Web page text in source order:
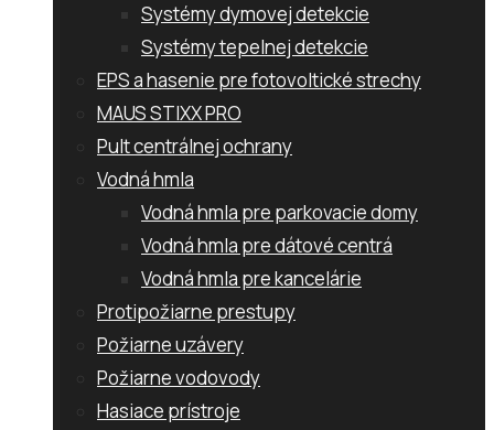
Systémy dymovej detekcie
Systémy tepelnej detekcie
EPS a hasenie pre fotovoltické strechy
MAUS STIXX PRO
Pult centrálnej ochrany
Vodná hmla
Vodná hmla pre parkovacie domy
Vodná hmla pre dátové centrá
Vodná hmla pre kancelárie
Protipožiarne prestupy
Požiarne uzávery
Požiarne vodovody
Hasiace prístroje